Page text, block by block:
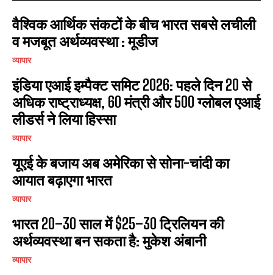
वैश्विक आर्थिक संकटों के बीच भारत सबसे लचीली
व मजबूत अर्थव्यवस्था : मूडीज
व्यापार
इंडिया एआई इम्पैक्ट समिट 2026: पहले दिन 20 से
अधिक राष्ट्राध्यक्ष, 60 मंत्री और 500 ग्लोबल एआई
लीडर्स ने लिया हिस्सा
व्यापार
यूएई के बजाय अब अमेरिका से सोना-चांदी का
आयात बढ़ाएगा भारत
व्यापार
भारत 20–30 साल में $25–30 ट्रिलियन की
अर्थव्यवस्था बन सकता है: मुकेश अंबानी
व्यापार